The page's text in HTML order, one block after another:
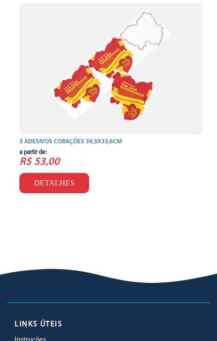
3 ADESIVOS CORAÇÕES 39,5X33,6CM
a partir de:
R$ 53,00
DETALHES
LINKS ÚTEIS